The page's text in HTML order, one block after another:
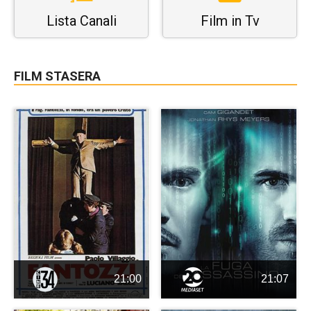
Lista Canali Film in Tv
FILM STASERA
21:00 21:07